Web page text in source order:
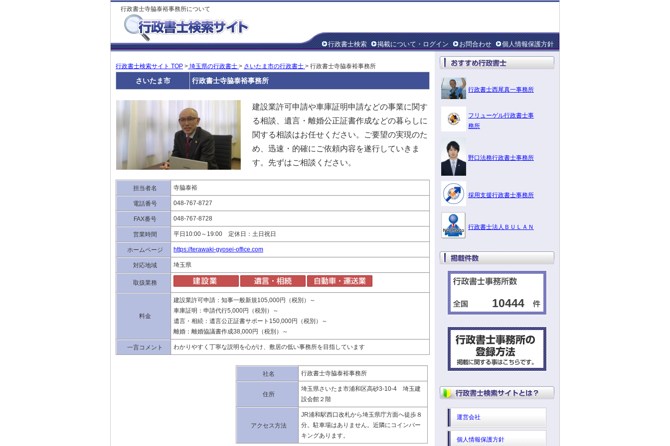
行政書士寺脇泰裕事務所について
行政書士検索 掲載について・ログイン お問合わせ 個人情報保護方針
行政書士検索サイト TOP > 埼玉県の行政書士 > さいたま市の行政書士 > 行政書士寺脇泰裕事務所
さいたま市 行政書士寺脇泰裕事務所
建設業許可申請や車庫証明申請などの事業に関す
る相談、遺言・離婚公正証書作成などの暮らしに
関する相談はお任せください。ご要望の実現のた
め、迅速・的確にご依頼内容を遂行していきま
す。先ずはご相談ください。
担当者名 寺脇泰裕
電話番号 048-767-8727
FAX番号 048-767-8728
営業時間 平日10:00～19:00 定休日：土日祝日
ホームページ https://terawaki-gyosei-office.com
対応地域 埼玉県
取扱業務
料金
建設業許可申請：知事一般新規105,000円（税別）～
車庫証明：申請代行5,000円（税別）～
遺言・相続：遺言公正証書サポート150,000円（税別）～
離婚：離婚協議書作成38,000円（税別）～
一言コメント わかりやすく丁寧な説明を心がけ、敷居の低い事務所を目指しています
社名 行政書士寺脇泰裕事務所
住所
埼玉県さいたま市浦和区高砂3-10-4 埼玉建
設会館２階
アクセス方法
JR浦和駅西口改札から埼玉県庁方面へ徒歩８
分。駐車場はありません。近隣にコインパー
キングあります。
行政書士西尾真一事務所
フリューゲル行政書士事
務所
野口法務行政書士事務所
採用支援行政書士事務所
行政書士法人ＢＵＬＡＮ
10444
運営会社
個人情報保護方針